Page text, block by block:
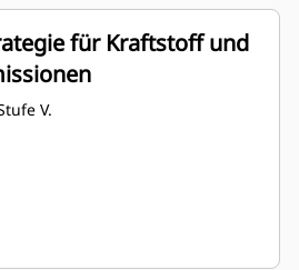
für Kraftstoff und
V.